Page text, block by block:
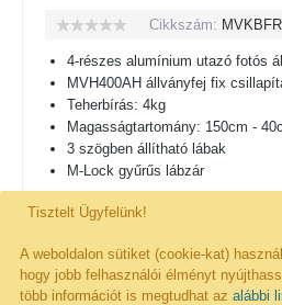
Tisztelt Ügyfelünk!
A weboldalon sütiket (cookie-kat)
hogy jobb felhasználói élményt
több információt is megtudhat az alábbi
Cikkszám:
4-részes alumínium utazó fotós
MVH400AH állványfej fix
Teherbírás: 4kg
Magasságtartomány: 150cm -
3 szögben állítható lábak
M-Lock gyűrűs lábzár
Raktáron